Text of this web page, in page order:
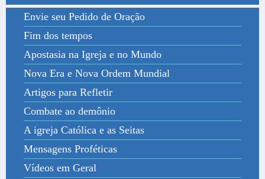
Envie seu Pedido de Oração
Fim dos tempos
Apostasia na Igreja e no Mundo
Nova Era e Nova Ordem Mundial
Artigos para Refletir
Combate ao demônio
A igreja Católica e as Seitas
Mensagens Proféticas
Vídeos em Geral